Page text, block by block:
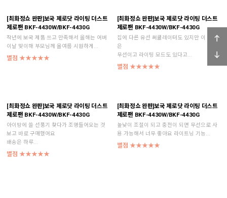
[최화정쇼 완판]보국 제로닷 라이팅 더스트
제로팬 BKF-4430W/BKF-4430G
작년에 보국 제품 쓰고 만족해서 올해는 어버
이날 맞이해 부모님께 올여름 시원하게...
별점 ★★★★★
[최화정쇼 완판]보국 제로닷 라이팅 더스트
제로팬 BKF-4430W/BKF-4430G
집에 다른 유선 써큘레이터도 있지만 이 제품
은
무선이고 라이팅 모드도 있다고...
별점 ★★★★★
[최화정쇼 완판]보국 제로닷 라이팅 더스트
제로팬 BKF-4430W/BKF-4430G
아이방에 쓸 선풍기 찾다가 조명들어오는 것
보고 바로 구매했어요
배송은 하루...
별점 ★★★★★
[최화정쇼 완판]보국 제로닷 라이팅 더스트
제로팬 BKF-4430W/BKF-4430G
높낮이 조절이 되고 충전이 되면 무선으로 사
용 가능해서 너무 좋아요 라이트닝 기능...
별점 ★★★★★